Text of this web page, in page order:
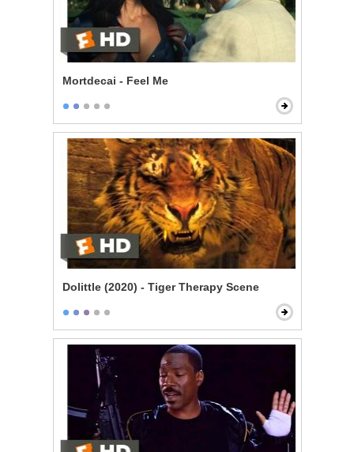
Mortdecai - Feel Me
Dolittle (2020) - Tiger Therapy Scene